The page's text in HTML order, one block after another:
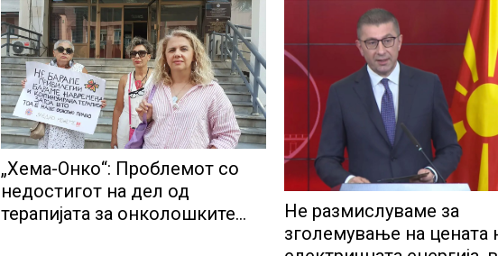
„Хема-Онко“: Проблемот со
недостигот на дел од
терапијата за онколошките
Не размислуваме за
зголемување на цената